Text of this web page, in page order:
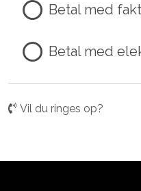
Betal med
Betal med
Vil du ringes op?